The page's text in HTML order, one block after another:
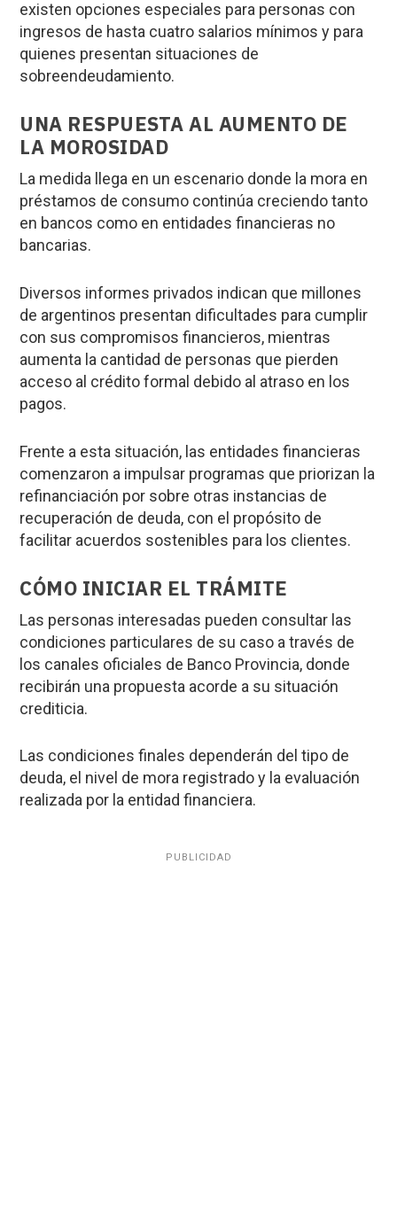
existen opciones especiales para personas con
ingresos de hasta cuatro salarios mínimos y para
quienes presentan situaciones de
sobreendeudamiento.
UNA RESPUESTA AL AUMENTO DE
LA MOROSIDAD
La medida llega en un escenario donde la mora en
préstamos de consumo continúa creciendo tanto
en bancos como en entidades financieras no
bancarias.
Diversos informes privados indican que millones
de argentinos presentan dificultades para cumplir
con sus compromisos financieros, mientras
aumenta la cantidad de personas que pierden
acceso al crédito formal debido al atraso en los
pagos.
Frente a esta situación, las entidades financieras
comenzaron a impulsar programas que priorizan la
refinanciación por sobre otras instancias de
recuperación de deuda, con el propósito de
facilitar acuerdos sostenibles para los clientes.
CÓMO INICIAR EL TRÁMITE
Las personas interesadas pueden consultar las
condiciones particulares de su caso a través de
los canales oficiales de Banco Provincia, donde
recibirán una propuesta acorde a su situación
crediticia.
Las condiciones finales dependerán del tipo de
deuda, el nivel de mora registrado y la evaluación
realizada por la entidad financiera.
PUBLICIDAD